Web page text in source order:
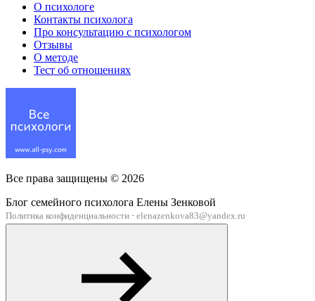
О психологе
Контакты психолога
Про консультацию с психологом
Отзывы
О методе
Тест об отношениях
Все права защищены © 2026
Блог семейного психолога Елены Зенковой
Политика конфиденциальности · elenazenkova83@yandex.ru